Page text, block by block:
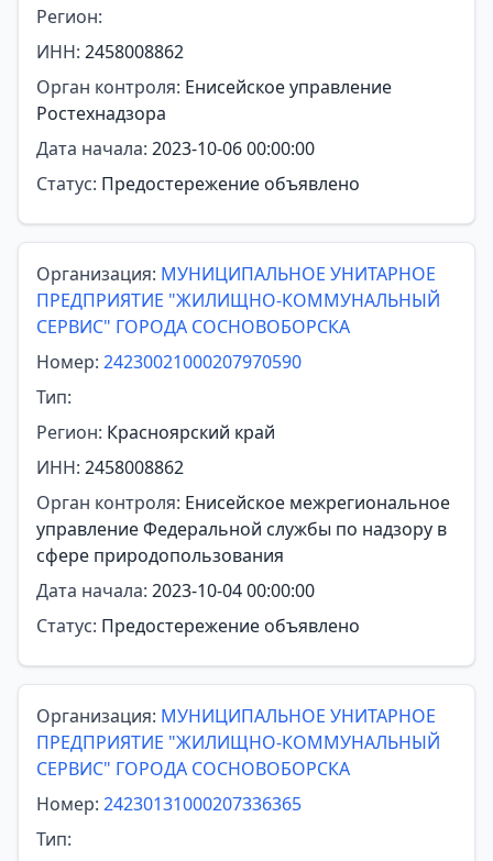
Регион:
ИНН: 2458008862
Орган контроля: Енисейское управление
Ростехнадзора
Дата начала: 2023-10-06 00:00:00
Статус: Предостережение объявлено
Организация: МУНИЦИПАЛЬНОЕ УНИТАРНОЕ
ПРЕДПРИЯТИЕ "ЖИЛИЩНО-КОММУНАЛЬНЫЙ
СЕРВИС" ГОРОДА СОСНОВОБОРСКА
Номер: 24230021000207970590
Тип:
Регион: Красноярский край
ИНН: 2458008862
Орган контроля: Енисейское межрегиональное
управление Федеральной службы по надзору в
сфере природопользования
Дата начала: 2023-10-04 00:00:00
Статус: Предостережение объявлено
Организация: МУНИЦИПАЛЬНОЕ УНИТАРНОЕ
ПРЕДПРИЯТИЕ "ЖИЛИЩНО-КОММУНАЛЬНЫЙ
СЕРВИС" ГОРОДА СОСНОВОБОРСКА
Номер: 24230131000207336365
Тип: